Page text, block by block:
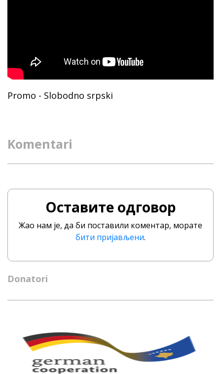
Promo - Slobodno srpski
Komentari
Оставите одговор
Жао нам је, да би поставили коментар, морате
бити пријављени.
Donatori